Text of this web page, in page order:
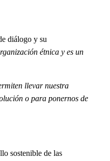
diálogo y su
étnica y es un
llevar nuestra
o para ponernos de
sostenible de las